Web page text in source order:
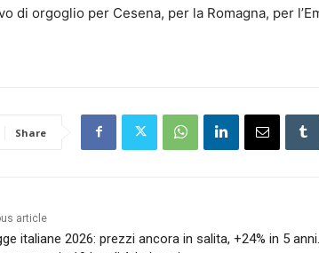
di orgoglio per Cesena, per la Romagna, per
Share
article
italiane 2026: prezzi ancora in salita, +24% in 5